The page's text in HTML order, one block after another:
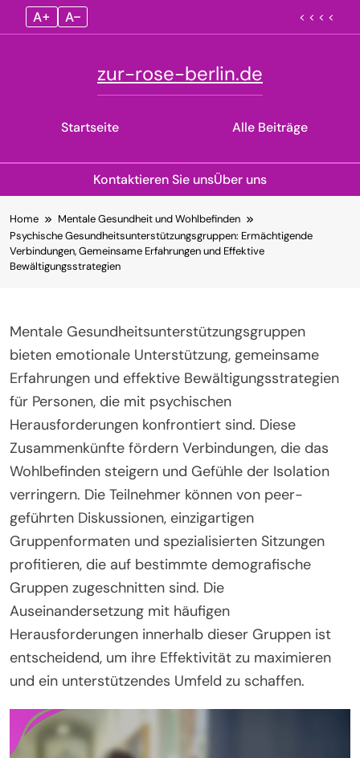
A+ A– < < < <
Startseite
zur-rose-berlin.de
Alle Beiträge
Kontaktieren Sie unsÜber uns
to
content
Home
Mentale Gesundheit und Wohlbefinden
Psychische Gesundheitsunterstützungsgruppen: Ermächtigende
Verbindungen, Gemeinsame Erfahrungen und Effektive
Bewältigungsstrategien
Mentale Gesundheitsunterstützungsgruppen
bieten emotionale Unterstützung, gemeinsame
Erfahrungen und effektive Bewältigungsstrategien
für Personen, die mit psychischen
Herausforderungen konfrontiert sind. Diese
Zusammenkünfte fördern Verbindungen, die das
Wohlbefinden steigern und Gefühle der Isolation
verringern. Die Teilnehmer können von peer-
geführten Diskussionen, einzigartigen
Gruppenformaten und spezialisierten Sitzungen
profitieren, die auf bestimmte demografische
Gruppen zugeschnitten sind. Die
Auseinandersetzung mit häufigen
Herausforderungen innerhalb dieser Gruppen ist
entscheidend, um ihre Effektivität zu maximieren
und ein unterstützendes Umfeld zu schaffen.